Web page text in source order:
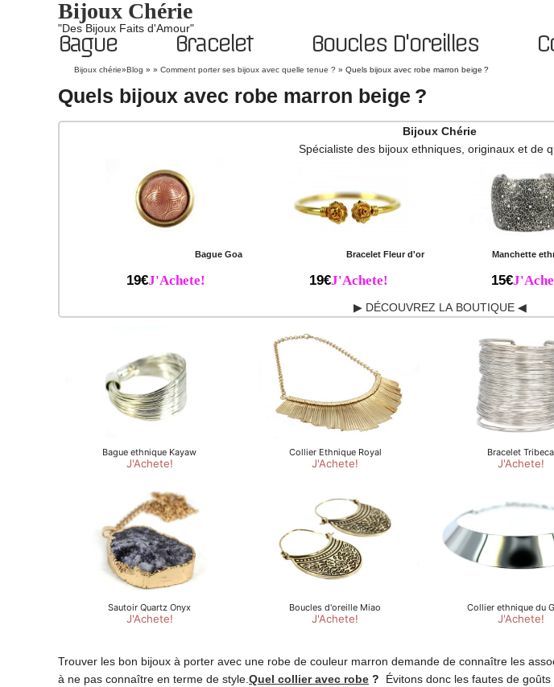
Bijoux Chérie
"Des Bijoux Faits d'Amour"
Bague Bracelet Boucles D'oreilles
Bijoux chérie»Blog » » Comment porter ses bijoux avec quelle tenue ? » Quels bijoux avec robe marron beige ?
Quels bijoux avec robe marron beige ?
Bijoux Chérie
Spécialiste des bijoux ethniques, originaux et de
Bague Goa
19€J'Achete!
Bracelet Fleur d'or
19€J'Achete!
Manchette
15€
▶ DÉCOUVREZ LA BOUTIQUE ◀
Trouver les bon bijoux à porter avec une robe de couleur marron demande de connaître les
à ne pas connaître en terme de style.Quel collier avec robe ? Évitons donc les fautes de